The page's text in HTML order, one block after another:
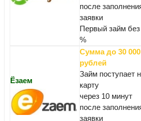
после
заявки
Первый займ без
%
Ёзаем
Сумма до 30 000
рублей
Займ поступает
карту
через 10 минут
после
заявки